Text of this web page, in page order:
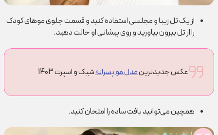
از یک تل زیبا و مجلسی استفاده کنید و قسمت جلوی موهای کودک
را از تل بیرون بیاورید و روی پیشانی او حالت دهید.
عکس جدیدترینمدل مو پسرانهشیک و اسپرت 1403
همچین می‌توانید بافت ساده را امتحان کنید.